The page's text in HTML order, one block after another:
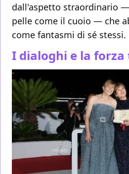
dall'aspetto straordinario
pelle come il cuoio — che
come fantasmi di sé stessi.
I dialoghi e la